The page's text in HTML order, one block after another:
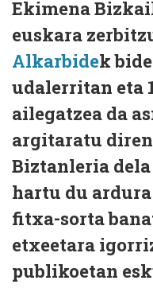
Ekimena
euskara
Alkarbidek
udalerritan eta
ailegatzea da
argitaratu
Biztanleria
hartu du
fitxa-sorta
etxeetara
publikoetan